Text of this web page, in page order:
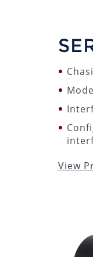
View